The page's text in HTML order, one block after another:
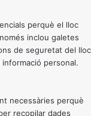
perquè el lloc
inclou galetes
de seguretat del lloc
personal.
necessàries perquè
recopilar dades